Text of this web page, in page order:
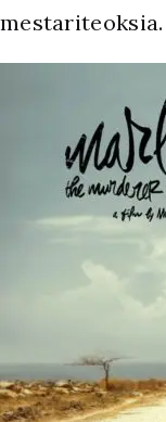
mestariteoksia.